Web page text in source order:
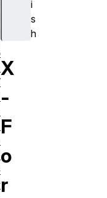
i
s
h
X
-
F
o
r